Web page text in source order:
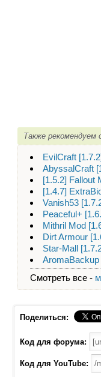
Также рекомендуем
EvilCraft
AbyssalCraft
[1.5.2] Fallout
[1.4.7]
Vanish53
Peaceful+
Mithril Mod
Dirt Armour
Star-Mall
AromaBackup
Смотреть все -
Поделиться:
Код для форума:
Код для YouTube: